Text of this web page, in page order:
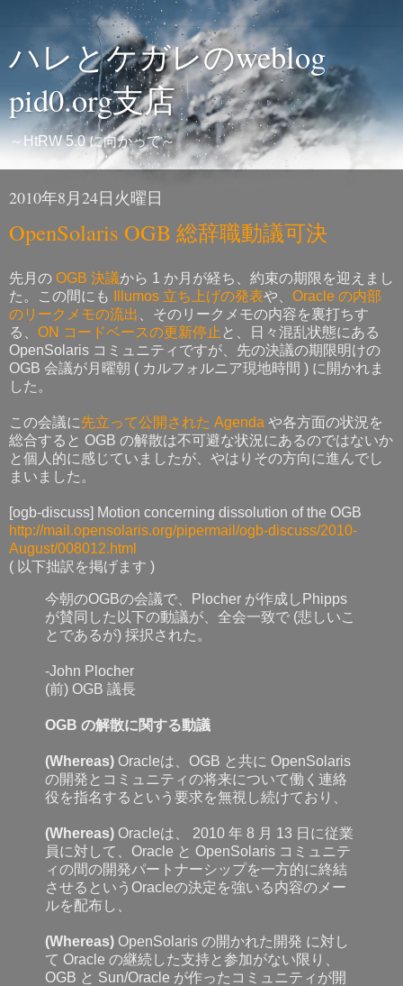
ハレとケガレのweblog
pid0.org支店
～HtRW 5.0 に向かって～
2010年8月24日火曜日
OpenSolaris OGB 総辞職動議可決
先月の OGB 決議から 1 か月が経ち、約束の期限を迎えまし
た。この間にも
Illumos 立ち上げの発表や、 Oracle の内部
のリークメモの流出
、そのリークメモの内容を裏打ちす
る、 ON コードベースの更新停止 と、日々混乱状態にある
OpenSolaris コミュニティですが、先の決議の期限明けの
OGB 会議が月曜朝 ( カルフォルニア現地時間 ) に開かれま
した。
この会議に先立って公開された Agenda や各方面の状況を
総合すると OGB の解散は不可避な状況にあるのではないか
と個人的に感じていましたが、やはりその方向に進んでし
まいました。
[ogb-discuss] Motion concerning dissolution of the OGB
http://mail.opensolaris.org/pipermail/ogb-discuss/2010-
August/008012.html
( 以下拙訳を掲げます )
今朝のOGBの会議で、Plocher が作成しPhipps
が賛同した以下の動議が、全会一致で (悲しいこ
とであるが) 採択された。
-John Plocher
(前) OGB 議長
OGB の解散に関する動議
(Whereas) Oracleは、OGB と共に OpenSolaris
の開発とコミュニティの将来について働く連絡
役を指名するという要求を無視し続けており、
(Whereas) Oracleは、 2010 年 8 月 13 日に従業
員に対して、Oracle と OpenSolaris コミュニテ
ィの間の開発パートナーシップを一方的に終結
させるというOracleの決定を強いる内容のメー
ルを配布し、
(Whereas) OpenSolaris の開かれた開発 に対し
て Oracle の継続した支持と参加がない限り、
OGB と Sun/Oracle が作ったコミュニティが開